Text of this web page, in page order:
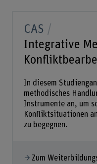
CAS
Integrative
In diesem
methodisches
Instrumente an, um
Konfliktsituationen
zu begegnen.
Zum